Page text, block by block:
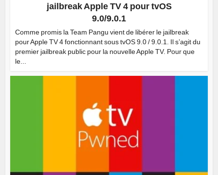
jailbreak Apple TV 4 pour tvOS
9.0/9.0.1
Comme promis la Team Pangu vient de libérer le jailbreak
pour Apple TV 4 fonctionnant sous tvOS 9.0 / 9.0.1. Il s’agit du
premier jailbreak public pour la nouvelle Apple TV. Pour que
le...